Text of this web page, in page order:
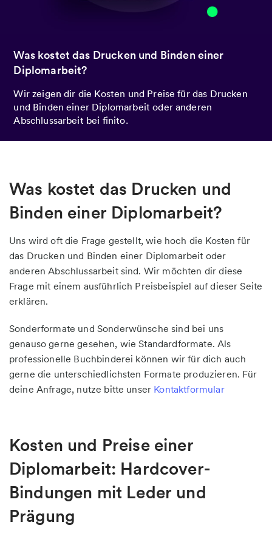
Was kostet das Drucken und Binden einer
Diplomarbeit?
Wir zeigen dir die Kosten und Preise für das Drucken
und Binden einer Diplomarbeit oder anderen
Abschlussarbeit bei finito.
Was kostet das Drucken und
Binden einer Diplomarbeit?
Uns wird oft die Frage gestellt, wie hoch die Kosten für
das Drucken und Binden einer Diplomarbeit oder
anderen Abschlussarbeit sind. Wir möchten dir diese
Frage mit einem ausführlich Preisbeispiel auf dieser Seite
erklären.
Sonderformate und Sonderwünsche sind bei uns
genauso gerne gesehen, wie Standardformate. Als
professionelle Buchbinderei können wir für dich auch
gerne die unterschiedlichsten Formate produzieren. Für
deine Anfrage, nutze bitte unser Kontaktformular
Kosten und Preise einer
Diplomarbeit: Hardcover-
Bindungen mit Leder und
Prägung